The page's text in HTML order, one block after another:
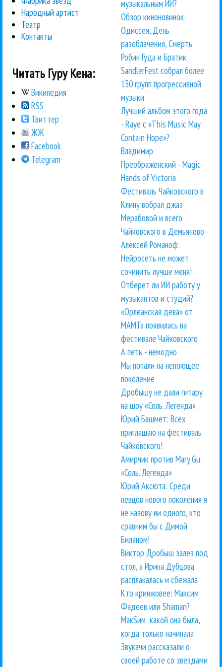
Народный артист
Театр
Контакты
Читать Гуру Кена:
Википедия
RSS
Твиттер
ЖЖ
Facebook
Telegram
музыкальным ИИ?
Обзор киноновинок:
Одиссея, День
разоблачения, Смерть
Робин Гуда и Братик
SandlerFest собрал более
130 групп прогрессивной
музыки
Лучший альбом этого года
- Raye с «This Music May
Contain Hope»?
Владимир
Преображенский - Magic
Hands of Victoria
Фестиваль Чайковского в
Клину вобрал джаз
Мерабовой и всего
Чайковского в Демьяново
Алексей Романоф:
Нейросеть не может
сочинить лучше меня!
Отберет ли ИИ работу у
музыкантов и студий?
«Орлеанская дева» от
МАМТа появилась на
фестивале Чайковского
А петь - немодно
Мы попали на непоющее
поколение
Дробышу не дали гитару
на шоу «Соль. Легенда»
Юрий Башмет: Всех
приглашаю на фестиваль
Чайковского!
Амирчик против Mary Gu.
«Соль. Легенда»
Юрий Аксюта: Среди
певцов нового поколения я
не назову ни одного, кто
сравним бы с Димой
Биланом!
Виктор Дробыш залез под
стол, а Ирина Дубцова
расплакалась и сбежала
Кто кринжовее: Максим
Фадеев или Shaman?
МакSим: какой она была,
когда только начинала
Звукачи рассказали о
своей работе со звездами